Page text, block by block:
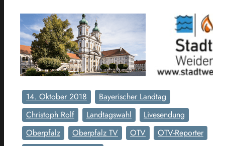
14. Oktober 2018
Bayerischer Landtag
Christoph Rolf
Landtagswahl
Livesendung
Oberpfalz
Oberpfalz TV OTV
OTV-Reporter